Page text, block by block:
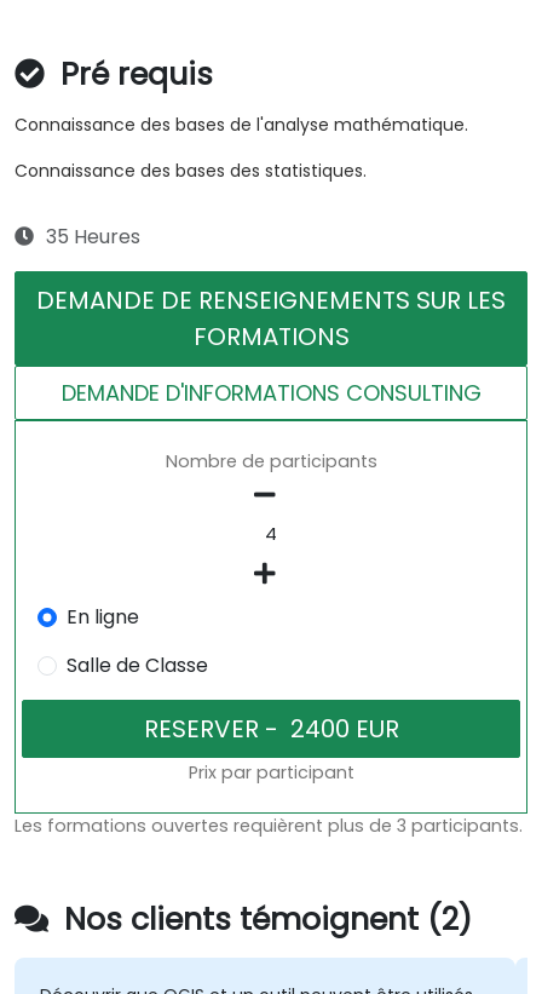
Pré requis
Connaissance des bases de l'analyse mathématique.
Connaissance des bases des statistiques.
35 Heures
DEMANDE DE RENSEIGNEMENTS SUR LES
FORMATIONS
DEMANDE D'INFORMATIONS CONSULTING
Nombre de participants
En ligne
Salle de Classe
Prix par participant
Les formations ouvertes requièrent plus de 3 participants.
Nos clients témoignent (2)